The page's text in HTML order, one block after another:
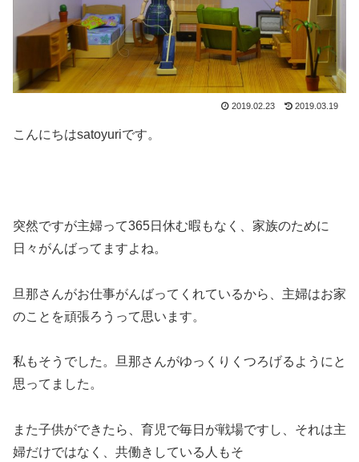
2019.02.23 2019.03.19
こんにちはsatoyuriです。
突然ですが主婦って365日休む暇もなく、家族のために
日々がんばってますよね。
旦那さんがお仕事がんばってくれているから、主婦はお家
のことを頑張ろうって思います。
私もそうでした。旦那さんがゆっくりくつろげるようにと
思ってました。
また子供ができたら、育児で毎日が戦場ですし、それは主
婦だけではなく、共働きしている人もそ